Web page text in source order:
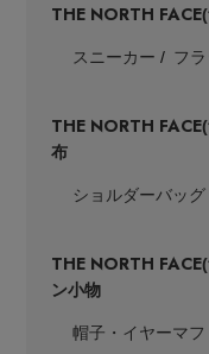
THE NORTH FACE
スニーカー フ
THE NORTH FACE
布
ショルダーバッグ
THE NORTH FACE
ン小物
帽子・イヤーマフ